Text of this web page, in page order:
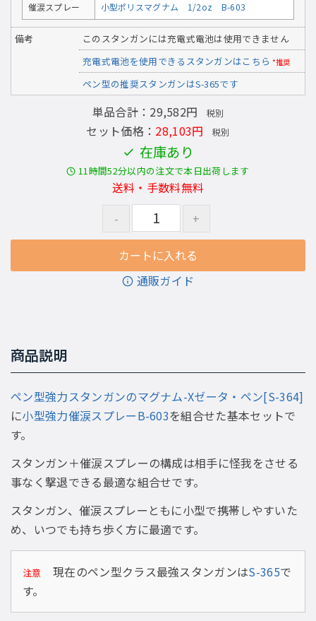
催涙スプレー 小型ポリスマグナム 1/2oz B-603
備考
このスタンガンには充電式電池は使用できません
充電式電池を使用できるスタンガンはこちら *推奨
ペン型の推奨スタンガンはS-365です
単品合計：29,582円 税別
セット価格： 28,103円 税別
在庫あり
11時間52分以内の注文で本日出荷します
送料・手数料無料
通販ガイド
商品説明
ペン型強力スタンガンのマグナム-Xゼータ・ペン[S-364]
に小型強力催涙スプレーB-603を組合せた基本セットで
す。
スタンガン＋催涙スプレーの構成は相手に怪我をさせる
事なく撃退できる最適な組合せです。
スタンガン、催涙スプレーともに小型で携帯しやすいた
め、いつでも持ち歩く方に最適です。
注意 現在のペン型クラス最強スタンガンはS-365で
す。